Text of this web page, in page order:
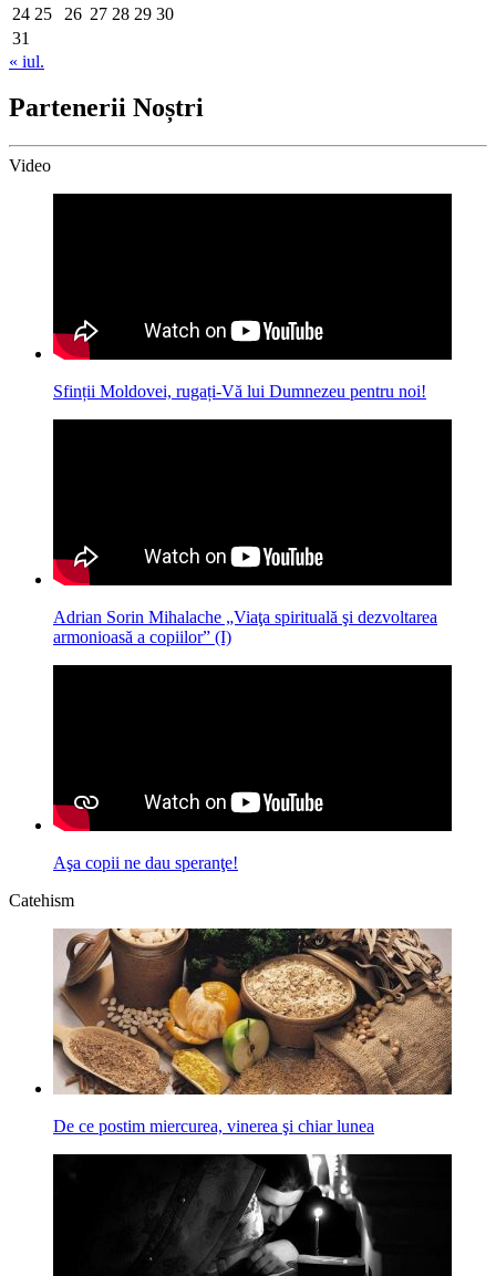
24 25 26 27 28 29 30
31
« iul.
Partenerii Noștri
Video
Sfinții Moldovei, rugați-Vă lui Dumnezeu pentru noi!
Adrian Sorin Mihalache „Viaţa spirituală şi dezvoltarea
armonioasă a copiilor” (I)
Aşa copii ne dau speranţe!
Catehism
De ce postim miercurea, vinerea şi chiar lunea